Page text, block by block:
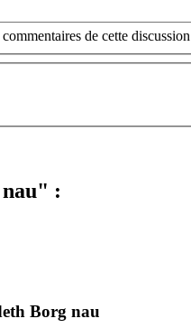
de cette
:
Borg nau